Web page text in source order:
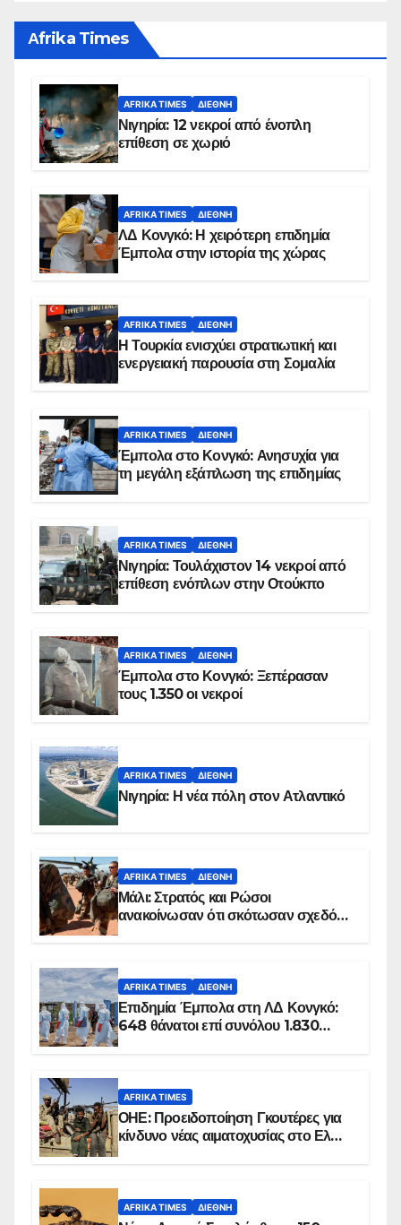
Αfrika Times
AFRIKA TIMES ΔΙΕΘΝΉ
Νιγηρία: 12 νεκροί από ένοπλη
επίθεση σε χωριό
AFRIKA TIMES ΔΙΕΘΝΉ
ΛΔ Κονγκό: Η χειρότερη επιδημία
Έμπολα στην ιστορία της χώρας
AFRIKA TIMES ΔΙΕΘΝΉ
Η Τουρκία ενισχύει στρατιωτική και
ενεργειακή παρουσία στη Σομαλία
AFRIKA TIMES ΔΙΕΘΝΉ
Έμπολα στο Κονγκό: Ανησυχία για
τη μεγάλη εξάπλωση της επιδημίας
AFRIKA TIMES ΔΙΕΘΝΉ
Νιγηρία: Τουλάχιστον 14 νεκροί από
επίθεση ενόπλων στην Οτούκπο
AFRIKA TIMES ΔΙΕΘΝΉ
Έμπολα στο Κονγκό: Ξεπέρασαν
τους 1.350 οι νεκροί
AFRIKA TIMES ΔΙΕΘΝΉ
Νιγηρία: Η νέα πόλη στον Ατλαντικό
AFRIKA TIMES ΔΙΕΘΝΉ
Μάλι: Στρατός και Ρώσοι
ανακοίνωσαν ότι σκότωσαν σχεδόν
AFRIKA TIMES ΔΙΕΘΝΉ
Επιδημία Έμπολα στη ΛΔ Κονγκό:
648 θάνατοι επί συνόλου 1.830
AFRIKA TIMES
ΟΗΕ: Προειδοποίηση Γκουτέρες για
κίνδυνο νέας αιματοχυσίας στο Ελ
AFRIKA TIMES ΔΙΕΘΝΉ